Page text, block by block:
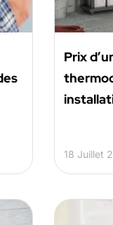
Prix
18 Juillet